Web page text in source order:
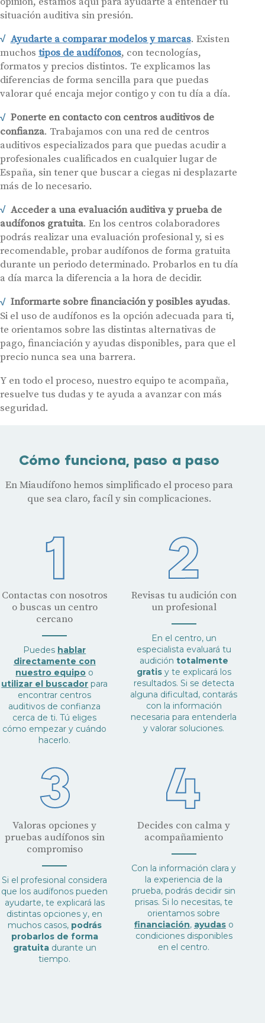
situación auditiva sin presión.
Ayudarte a comparar modelos y marcas. Existen
muchos tipos de audífonos, con tecnologías,
formatos y precios distintos. Te explicamos las
diferencias de forma sencilla para que puedas
valorar qué encaja mejor contigo y con tu día a día.
Ponerte en contacto con centros auditivos de
confianza. Trabajamos con una red de centros
auditivos especializados para que puedas acudir a
profesionales cualificados en cualquier lugar de
España, sin tener que buscar a ciegas ni desplazarte
más de lo necesario.
Acceder a una evaluación auditiva y prueba de
audífonos gratuita. En los centros colaboradores
podrás realizar una evaluación profesional y, si es
recomendable, probar audífonos de forma gratuita
durante un periodo determinado. Probarlos en tu día
a día marca la diferencia a la hora de decidir.
Informarte sobre financiación y posibles ayudas.
Si el uso de audífonos es la opción adecuada para ti,
te orientamos sobre las distintas alternativas de
pago, financiación y ayudas disponibles, para que el
precio nunca sea una barrera.
Y en todo el proceso, nuestro equipo te acompaña,
resuelve tus dudas y te ayuda a avanzar con más
seguridad.
Cómo funciona, paso a paso
En Miaudífono hemos simplificado el proceso para
que sea claro, facíl y sin complicaciones.
Contactas con nosotros
o buscas un centro
cercano
Puedes hablar
directamente con
nuestro equipo o
utilizar el buscador para
encontrar centros
auditivos de confianza
cerca de ti. Tú eliges
cómo empezar y cuándo
hacerlo.
Revisas tu audición con
un profesional
En el centro, un
especialista evaluará tu
audición totalmente
gratisy te explicará los
resultados. Si se detecta
alguna dificultad, contarás
con la información
necesaria para entenderla
y valorar soluciones.
Valoras opciones y
pruebas audífonos sin
compromiso
Si el profesional considera
que los audífonos pueden
ayudarte, te explicará las
distintas opciones y, en
muchos casos,podrás
probarlos de forma
gratuitadurante un
tiempo.
Decides con calma y
acompañamiento
Con la información clara y
la experiencia de la
prueba, podrás decidir sin
prisas. Si lo necesitas, te
orientamos sobre
financiación, ayudaso
condiciones disponibles
en el centro.
Audífonos
Gafas auditivas
Centros Auditivos
Servicios
Ayudas y subvenciones
Hasta un 60% de descuento en tus